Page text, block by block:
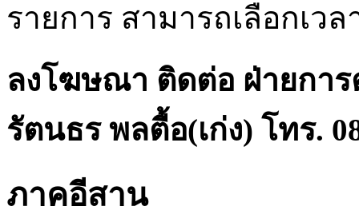
รายการ สามารถเลือกเวล
ลงโฆษณา ติดต่อ ฝ่ายกา
รัตนธร พลตื้อ(เก่ง) โทร.
ภาคอีสาน